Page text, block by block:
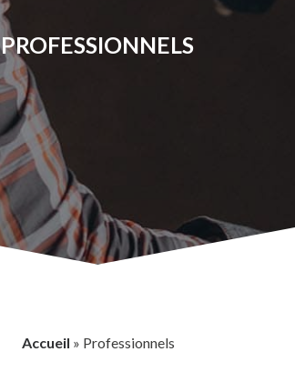
PROFESSIONNELS
Accueil » Professionnels